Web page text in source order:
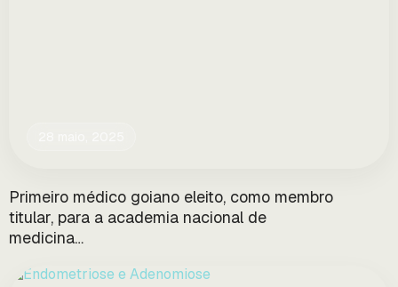
Primeiro médico goiano eleito, como membro
titular, para a academia nacional de
medicina…